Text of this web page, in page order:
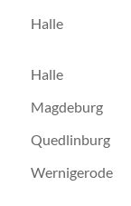
Halle
Halle
Magdeburg
Quedlinburg
Wernigerode